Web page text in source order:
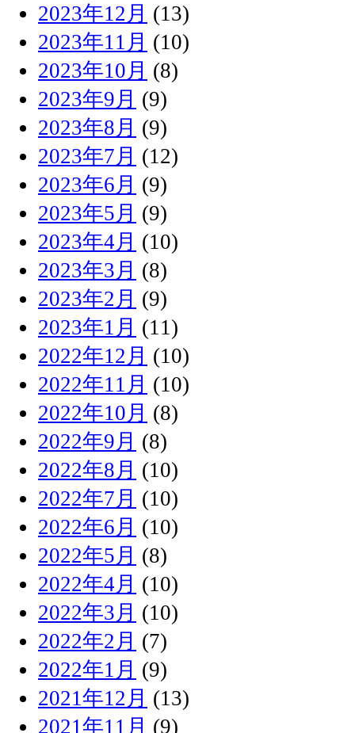
2023年12月 (13)
2023年11月 (10)
2023年10月 (8)
2023年9月 (9)
2023年8月 (9)
2023年7月 (12)
2023年6月 (9)
2023年5月 (9)
2023年4月 (10)
2023年3月 (8)
2023年2月 (9)
2023年1月 (11)
2022年12月 (10)
2022年11月 (10)
2022年10月 (8)
2022年9月 (8)
2022年8月 (10)
2022年7月 (10)
2022年6月 (10)
2022年5月 (8)
2022年4月 (10)
2022年3月 (10)
2022年2月 (7)
2022年1月 (9)
2021年12月 (13)
2021年11月 (9)